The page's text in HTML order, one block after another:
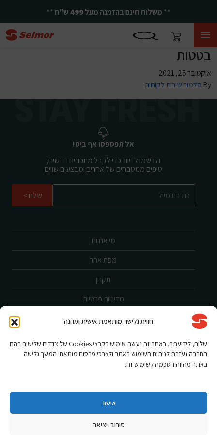
חווית גלישה מותאמת אישית ומהנה
שלום, לידיעתך, באתר זה נעשה שימוש בקבצי Cookies של צדדים שלישים בהם
החברה נעזרת לניתוח השימוש באתר ולצרכי פרסום מותאם. המשך גלישה
באתר מהווה הסכמה לשימוש זה.
אישור
סירוב ויציאה
** משלוח חינם בהזמנה מעל499ש"ח **
בטטות
אוקטובר 25, 2021
By סלמור שירות לקוחות
מי אנחנו
מפת אתר
תקנון
מדיניות פרטיות
ביטול עסקה
הצהרת נגישות
אל תפספסו אף ביס!
הירשמו לדיוור כדי לקבל מתכונים חדשים,
טיפים ממטבחים של אחרים ומבצעים שווים
שלח